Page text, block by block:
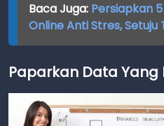
Baca Juga: Persiapkan
Online Anti Stres, Setuju
Paparkan Data